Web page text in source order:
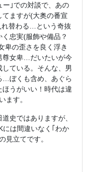
ー｣での対談で、あの
ますが(大奥の番宣
れ替わる…という奇抜
忠実(服飾や備品？
卑の歪さを良く浮き
尊女卑…だいたいが今
ている。そんな、男
…ぼくも含め、あぐら
うがいい！時代は違
ます。
史ではありますが、
には間違いなく｢わか
見立てです。